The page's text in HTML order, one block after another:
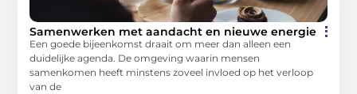
Samenwerken met aandacht en nieuwe energie
Een goede bijeenkomst draait om meer dan alleen een
duidelijke agenda. De omgeving waarin mensen
samenkomen heeft minstens zoveel invloed op het verloop
van de